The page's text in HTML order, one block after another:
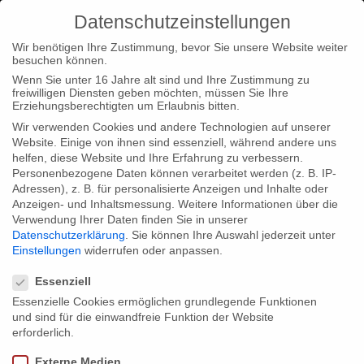
Home Typ|News
Neuerscheinung “Lebt wohl, Genossen!
Der Untergang des Sowjetischen Imperiums” pünktlich zur
Buchmesse
Neuerscheinung “Lebt wohl, Genossen!
Der Untergang des Sowjetischen
Imperiums” pünktlich zur Buchmesse
Datenschutzeinstellungen
Wir benötigen Ihre Zustimmung, bevor Sie unsere Website weiter
besuchen können.
Wenn Sie unter 16 Jahre alt sind und Ihre Zustimmung zu
freiwilligen Diensten geben möchten, müssen Sie Ihre
Erziehungsberechtigten um Erlaubnis bitten.
Wir verwenden Cookies und andere Technologien auf unserer
Website. Einige von ihnen sind essenziell, während andere uns
helfen, diese Website und Ihre Erfahrung zu verbessern.
Personenbezogene Daten können verarbeitet werden (z. B. IP-
Adressen), z. B. für personalisierte Anzeigen und Inhalte oder
Anzeigen- und Inhaltsmessung. Weitere Informationen über die
Verwendung Ihrer Daten finden Sie in unserer
Datenschutzerklärung
Sie können Ihre Auswahl jederzeit unter
Einstellungen widerrufen oder anpassen.
Essenziell
Essenzielle Cookies ermöglichen grundlegende Funktionen
und sind für die einwandfreie Funktion der Website
erforderlich.